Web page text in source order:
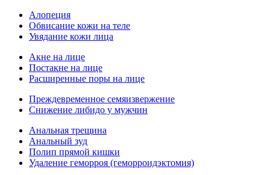
Алопеция
Обвисание кожи на теле
Увядание кожи лица
Акне на лице
Постакне на лице
Расширенные поры на лице
Преждевременное семяизвержение
Снижение либидо у мужчин
Анальная трещина
Анальный зуд
Полип прямой кишки
Удаление геморроя (геморроидэктомия)